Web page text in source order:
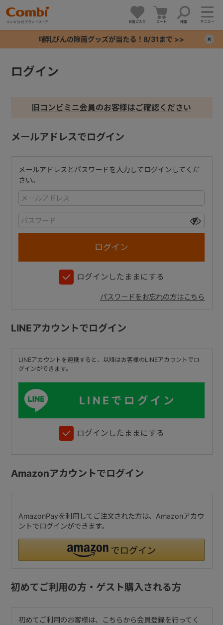
お気に入り カート 検索 メニュー
哺乳びんの除菌グッズが当たる！8/31まで >>
ログイン
旧コンビミニ会員のお客様はご確認ください
メールアドレスでログイン
メールアドレスとパスワードを入力してログインしてくだ
さい。
ログインしたままにする
パスワードをお忘れの方はこちら
LINEアカウントでログイン
LINEアカウントを連携すると、以降はお客様のLINEアカウントでロ
グインができます。
LINEでログイン
ログインしたままにする
Amazonアカウントでログイン
AmazonPayを利用してご注文された方は、Amazonアカウ
ントでログインができます。
初めてご利用の方・ゲスト購入される方
初めてご利用のお客様は、こちらから会員登録を行ってく